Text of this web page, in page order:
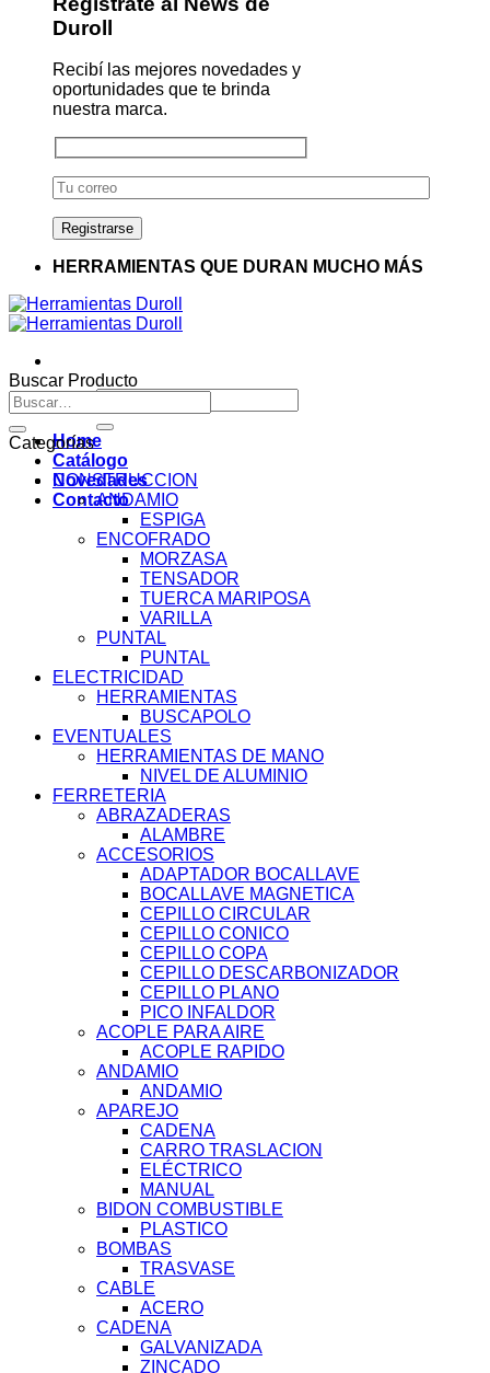
Duroll
Recibí las mejores novedades y
oportunidades que te brinda
nuestra marca.
HERRAMIENTAS QUE DURAN MUCHO MÁS
Buscar
por:
Home
Catálogo
Novedades
Contacto
Buscar Producto
Buscar
por:
Categorías
CONSTRUCCION
ANDAMIO
ESPIGA
ENCOFRADO
MORZASA
TENSADOR
TUERCA MARIPOSA
VARILLA
PUNTAL
PUNTAL
ELECTRICIDAD
HERRAMIENTAS
BUSCAPOLO
EVENTUALES
HERRAMIENTAS DE MANO
NIVEL DE ALUMINIO
FERRETERIA
ABRAZADERAS
ALAMBRE
ACCESORIOS
ADAPTADOR BOCALLAVE
BOCALLAVE MAGNETICA
CEPILLO CIRCULAR
CEPILLO CONICO
CEPILLO COPA
CEPILLO DESCARBONIZADOR
CEPILLO PLANO
PICO INFALDOR
ACOPLE PARA AIRE
ACOPLE RAPIDO
ANDAMIO
ANDAMIO
APAREJO
CADENA
CARRO TRASLACION
ELÉCTRICO
MANUAL
BIDON COMBUSTIBLE
PLASTICO
BOMBAS
TRASVASE
CABLE
ACERO
CADENA
GALVANIZADA
ZINCADO